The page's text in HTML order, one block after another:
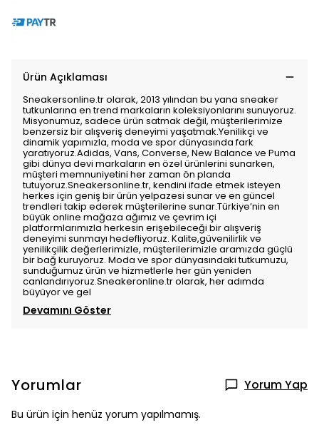
Ürün Açıklaması
Sneakersonline.tr olarak, 2013 yılından bu yana sneaker
tutkunlarına en trend markaların koleksiyonlarını sunuyoruz.
Misyonumuz, sadece ürün satmak değil, müşterilerimize
benzersiz bir alışveriş deneyimi yaşatmak.Yenilikçi ve
dinamik yapımızla, moda ve spor dünyasında fark
yaratıyoruz.Adidas, Vans, Converse, New Balance ve Puma
gibi dünya devi markaların en özel ürünlerini sunarken,
müşteri memnuniyetini her zaman ön planda
tutuyoruz.Sneakersonline.tr, kendini ifade etmek isteyen
herkes için geniş bir ürün yelpazesi sunar ve en güncel
trendleri takip ederek müşterilerine sunar.Türkiye’nin en
büyük online mağaza ağımız ve çevrim içi
platformlarımızla herkesin erişebileceği bir alışveriş
deneyimi sunmayı hedefliyoruz. Kalite,güvenilirlik ve
yenilikçilik değerlerimizle, müşterilerimizle aramızda güçlü
bir bağ kuruyoruz. Moda ve spor dünyasındaki tutkumuzu,
sunduğumuz ürün ve hizmetlerle her gün yeniden
canlandırıyoruz.Sneakeronline.tr olarak, her adımda
büyüyor ve gel
Devamını Göster
Yorumlar Yorum Yap
Bu ürün için henüz yorum yapılmamış.